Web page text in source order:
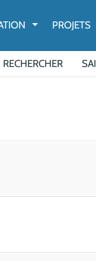
AFFICHER LE
PROJETS
RECHERCHER